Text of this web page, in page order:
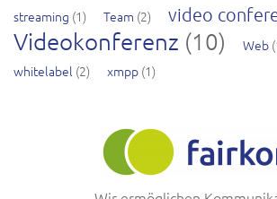
streaming (1) Team (2) video
Videokonferenz (10) Web
whitelabel (2) xmpp (1)